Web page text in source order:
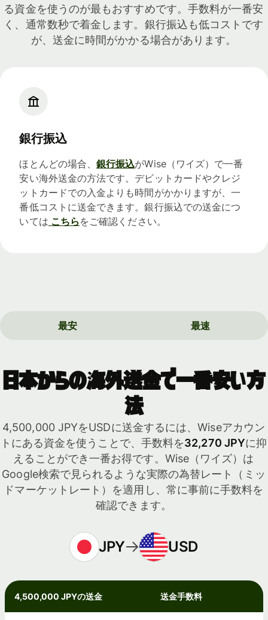
る資金を使うのが最もおすすめです。手数料が一番安
く、通常数秒で着金します。銀行振込も低コストです
が、送金に時間がかかる場合があります。
銀行振込
ほとんどの場合、銀行振込がWise（ワイズ）で一番
安い海外送金の方法です。デビットカードやクレジ
ットカードでの入金よりも時間がかかりますが、一
番低コストに送金できます。銀行振込での送金につ
いては こちら をご確認ください。
最安 最速
日本からの海外送金で一番安い方
法
4,500,000 JPYをUSDに送金するには、Wiseアカウン
トにある資金を使うことで、手数料を32,270 JPYに抑
えることができ一番お得です。Wise（ワイズ）は
Google検索で見られるような実際の為替レート（ミッ
ドマーケットレート）を適用し、常に事前に手数料を
確認できます。
JPY USD
4,500,000 JPYの送金 送金手数料